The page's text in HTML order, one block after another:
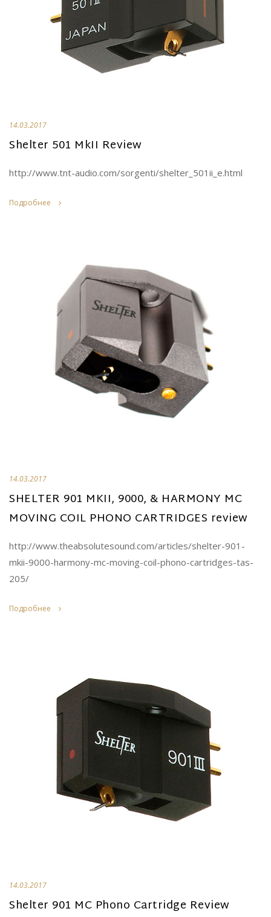
14.03.2017
Shelter 501 MkII Review
http://www.tnt-audio.com/sorgenti/shelter_501ii_e.html
Подробнее
14.03.2017
SHELTER 901 MKII, 9000, & HARMONY MC
MOVING COIL PHONO CARTRIDGES review
http://www.theabsolutesound.com/articles/shelter-901-
mkii-9000-harmony-mc-moving-coil-phono-cartridges-tas-
205/
Подробнее
14.03.2017
Shelter 901 MC Phono Cartridge Review